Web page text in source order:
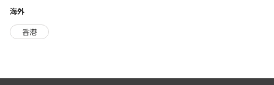
海外
香港